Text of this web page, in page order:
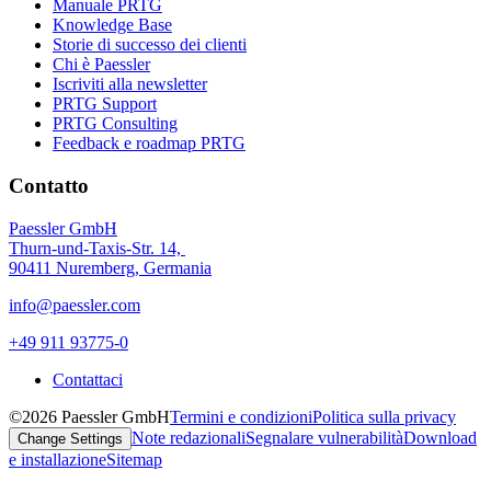
Manuale PRTG
Knowledge Base
Storie di successo dei clienti
Chi è Paessler
Iscriviti alla newsletter
PRTG Support
PRTG Consulting
Feedback e roadmap PRTG
Contatto
Paessler GmbH
Thurn-und-Taxis-Str. 14,
90411 Nuremberg, Germania
info@paessler.com
+49 911 93775-0
Contattaci
©2026 Paessler GmbHTermini e condizioniPolitica sulla privacy
Change Settings Note redazionaliSegnalare vulnerabilitàDownload
e installazioneSitemap